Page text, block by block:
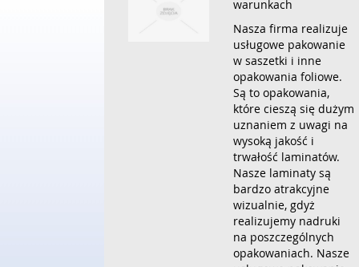
warunkach
Nasza firma realizuje
usługowe pakowanie
w saszetki i inne
opakowania foliowe.
Są to opakowania,
które cieszą się dużym
uznaniem z uwagi na
wysoką jakość i
trwałość laminatów.
Nasze laminaty są
bardzo atrakcyjne
wizualnie, gdyż
realizujemy nadruki
na poszczególnych
opakowaniach. Nasze